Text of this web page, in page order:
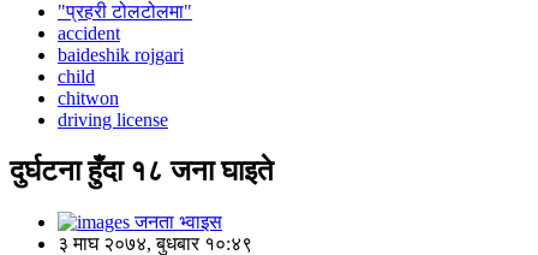
"प्रहरी टोलटोलमा"
accident
baideshik rojgari
child
chitwon
driving license
दुर्घटना हुँदा १८ जना घाइते
जनता भ्वाइस
३ माघ २०७४, बुधबार १०:४९